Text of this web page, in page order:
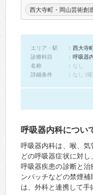
エリア・駅
西大寺
診療科目
呼吸器
名称
なし
詳細条件
なし (
呼吸器内科につい
呼吸器内科は、喉、
どの呼吸器症状に対
呼吸器疾患の診断と
ンパッチなどの禁煙
は、外科と連携して